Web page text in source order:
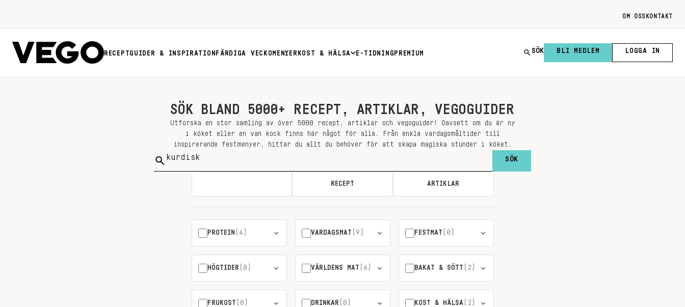
OM OSS KONTAKT
RECEPTGUIDER & INSPIRATION FÄRDIGA VECKOMENYER KOST & HÄLSA E-TIDNING PREMIUM SÖK BLI MEDLEM LOGGA IN
SÖK BLAND 5000+ RECEPT, ARTIKLAR, VEGOGUIDER
Utforska en stor samling av över 5000 recept, artiklar och vegoguider! Oavsett om du är ny
i köket eller en van kock finns här något för alla. Från enkla vardagsmåltider till
inspirerande festmenyer, hittar du allt du behöver för att skapa magiska stunder i köket.
Sök
RECEPT ARTIKLAR
PROTEIN (4) VARDAGSMAT (9) FESTMAT (0)
HÖGTIDER(0) VÄRLDENS MAT (6) BAKAT & SÖTT (2)
FRUKOST (0) DRINKAR(0) KOST & HÄLSA(2)